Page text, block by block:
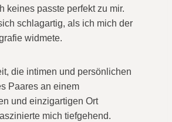
keines passte perfekt zu mir.
schlagartig, als ich mich der
widmete.
die intimen und persönlichen
Paares an einem
und einzigartigen Ort
mich tiefgehend.